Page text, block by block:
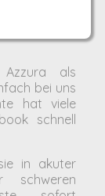
als
bei uns
hat viele
schnell
in akuter
schweren